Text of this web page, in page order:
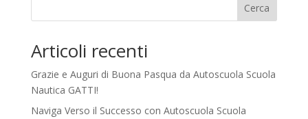
Cerca
Articoli recenti
Grazie e Auguri di Buona Pasqua da Autoscuola Scuola
Nautica GATTI!
Naviga Verso il Successo con Autoscuola Scuola